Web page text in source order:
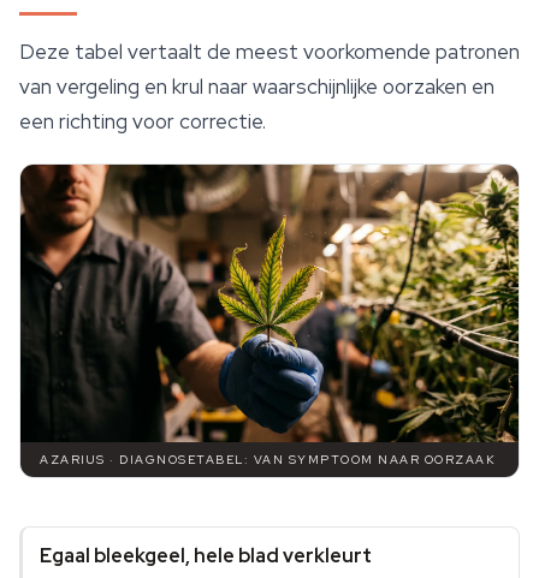
Deze tabel vertaalt de meest voorkomende patronen
van vergeling en krul naar waarschijnlijke oorzaken en
een richting voor correctie.
AZARIUS · DIAGNOSETABEL: VAN SYMPTOOM NAAR OORZAAK
Egaal bleekgeel, hele blad verkleurt